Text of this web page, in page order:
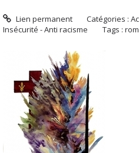
Lien permanent Catégories :
Insécurité - Anti racisme
Tags :